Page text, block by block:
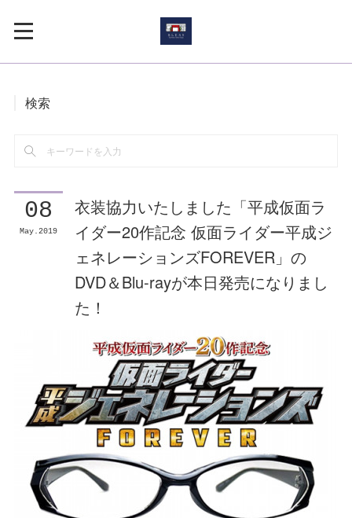
検索
08
May 2019
衣装協力いたしました「平成仮面ラ
イダー20作記念 仮面ライダー平成ジ
ェネレーションズFOREVER」の
DVD＆Blu-rayが本日発売になりまし
た！